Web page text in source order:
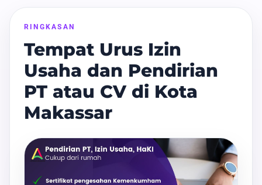
RINGKASAN
Tempat Urus Izin
Usaha dan Pendirian
PT atau CV di Kota
Makassar